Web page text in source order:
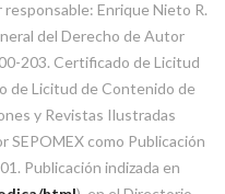
responsable: Enrique Nieto R.
del Derecho de Autor
203. Certificado de Licitud
de Licitud de Contenido de
y Revistas Ilustradas
SEPOMEX como Publicación
Publicación indizada en